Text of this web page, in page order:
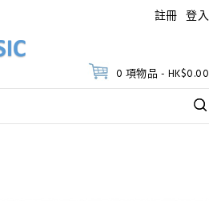
註冊 登入
0 項物品 - HK$0.00